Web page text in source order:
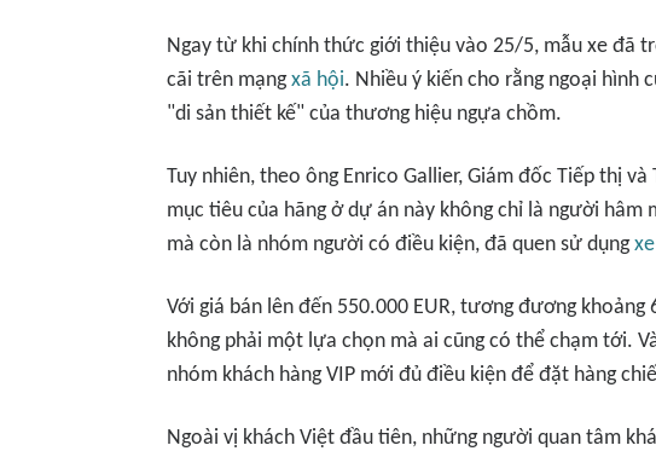
Ngay từ khi chính thức giới thiệu vào 25/5, mẫu xe đã
cãi trên mạngxã hội. Nhiều ý kiến cho rằng ngoại hình
"di sản thiết kế" của thương hiệu ngựa chồm.
Tuy nhiên, theo ông Enrico Gallier, Giám đốc Tiếp thị
mục tiêu của hãng ở dự án này không chỉ là người
mà còn là nhóm người có điều kiện, đã quen sử dụng
Với giá bán lên đến 550.000 EUR, tương đương khoảng
không phải một lựa chọn mà ai cũng có thể chạm tới.
nhóm khách hàng VIP mới đủ điều kiện để đặt hàng
Ngoài vị khách Việt đầu tiên, những người quan tâm